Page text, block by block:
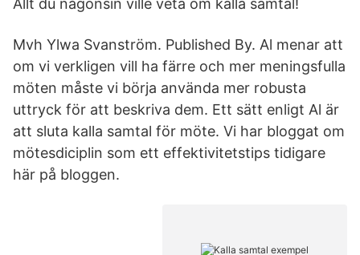
Allt du någonsin ville veta om kalla samtal!
Mvh Ylwa Svanström. Published By. Al menar att
om vi verkligen vill ha färre och mer meningsfulla
möten måste vi börja använda mer robusta
uttryck för att beskriva dem. Ett sätt enligt Al är
att sluta kalla samtal för möte. Vi har bloggat om
mötesdiciplin som ett effektivitetstips tidigare
här på bloggen.